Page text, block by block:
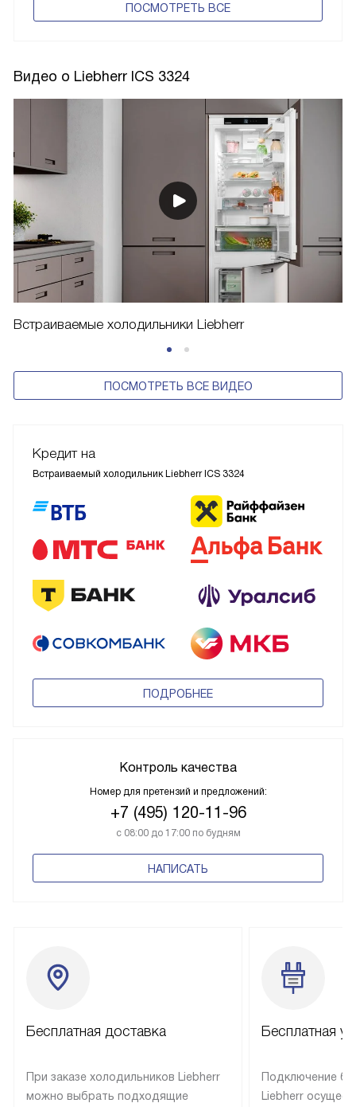
ПОCМОТРЕТЬ ВСЕ
Видео о Liebherr ICS 3324
Встраиваемые холодильники Liebherr
ПОСМОТРЕТЬ ВСЕ ВИДЕО
Кредит на
Встраиваемый холодильник Liebherr ICS 3324
ПОДРОБНЕЕ
Контроль качества
Номер для претензий и предложений:
+7 (495) 120-11-96
с 08:00 до 17:00 по будням
НАПИСАТЬ
Бесплатная доставка
При заказе холодильников Liebherr
можно выбрать подходящие
Бесплатная
Подключение
Liebherr